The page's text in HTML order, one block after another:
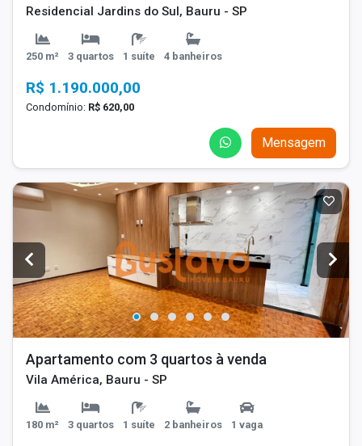
Residencial Jardins do Sul, Bauru - SP
250 m² 3 quartos 1 suíte 4 banheiros
R$ 1.190.000,00
Condomínio: R$ 620,00
Mensagem
Apartamento com 3 quartos à venda
Vila América, Bauru - SP
180 m² 3 quartos 1 suíte 2 banheiros 1 vaga